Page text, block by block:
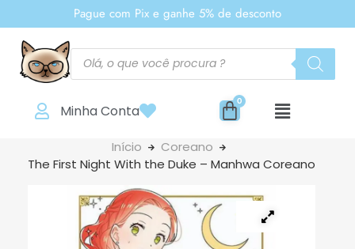
Pague com Pix e ganhe 5% de desconto
Minha Conta
Início
Coreano
The First Night With the Duke – Manhwa Coreano